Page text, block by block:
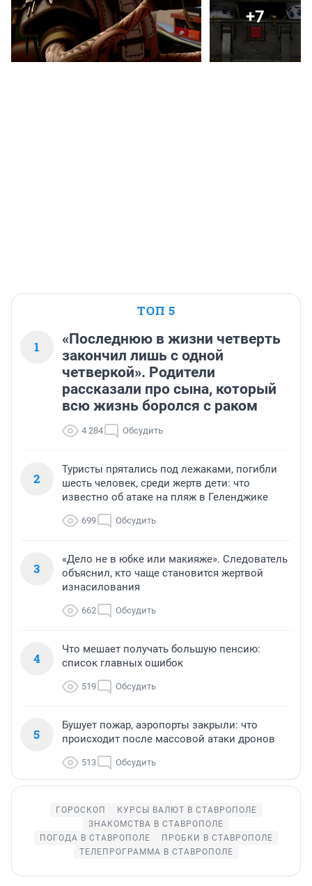
+7
ТОП 5
1
«Последнюю в жизни четверть
закончил лишь с одной
четверкой». Родители
рассказали про сына, который
всю жизнь боролся с раком
4 284 Обсудить
2
Туристы прятались под лежаками, погибли
шесть человек, среди жертв дети: что
известно об атаке на пляж в Геленджике
699 Обсудить
3
«Дело не в юбке или макияже». Следователь
объяснил, кто чаще становится жертвой
изнасилования
662 Обсудить
4
Что мешает получать большую пенсию:
список главных ошибок
519 Обсудить
5
Бушует пожар, аэропорты закрыли: что
происходит после массовой атаки дронов
513 Обсудить
ГОРОСКОП
КУРСЫ ВАЛЮТ В СТАВРОПОЛЕ
ЗНАКОМСТВА В СТАВРОПОЛЕ
ПОГОДА В СТАВРОПОЛЕ
ПРОБКИ В СТАВРОПОЛЕ
ТЕЛЕПРОГРАММА В СТАВРОПОЛЕ